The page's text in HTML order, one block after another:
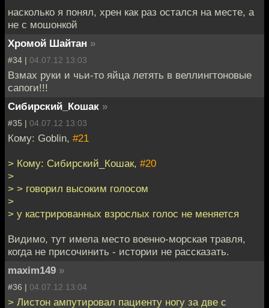
насколько я понял, хрен как раз остался на месте, а
не с мошонкой
Хромой Шайтан »
#34 | 04.07.12 13:03
Взмах руки и чьи-то яйца летять в веллингтоновые
сапоги!!!
Сибирский_Кошак »
#35 | 04.07.12 13:03
Кому: Goblin, #21
> Кому: Сибирский_Кошак, #20
>
> > говорил высоким голосом
>
> у кастрированных взрослых голос не меняется
Видимо, тут имела место военно-морская травля,
когда не присочинить - истории не рассказать.
maxim149 »
#36 | 04.07.12 13:04
> Листон ампутировал пациенту ногу за две с